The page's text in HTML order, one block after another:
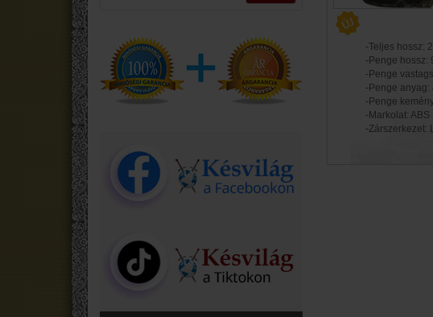
-Teljes hossz:
-Penge hossz:
-Penge
-Penge anyag:
-Penge
-Markolat: ABS
-Zárszerkezet: